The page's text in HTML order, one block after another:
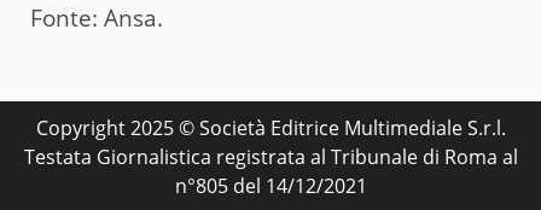
Fonte: Ansa.
Copyright 2025 © Società Editrice Multimediale S.r.l.
Testata Giornalistica registrata al Tribunale di Roma al
n°805 del 14/12/2021